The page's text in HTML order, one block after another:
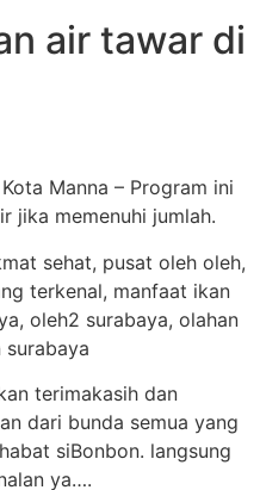
air tawar di
Manna – Program ini
jika memenuhi jumlah.
terimakasih dan
dari bunda semua yang
siBonbon. langsung
ya….